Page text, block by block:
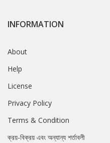
INFORMATION
About
Help
License
Privacy Policy
Terms & Condition
ক্রয়-বিক্রয় এবং অন্যান্য শর্তাবলী